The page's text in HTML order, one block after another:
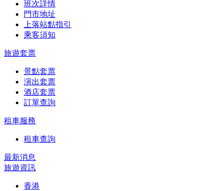
班次詳情
門市地址
上落站點指引
乘客須知
旅遊套票
景點套票
演出套票
酒店套票
訂單查詢
租車服務
租車查詢
最新消息
旅遊資訊
香港